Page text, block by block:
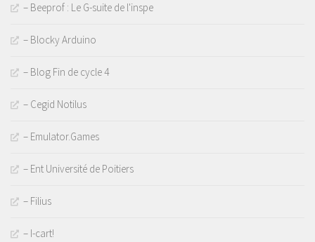
– Beeprof : Le G-suite de l'inspe
– Blocky Arduino
– Blog Fin de cycle 4
– Cegid Notilus
– Emulator.Games
– Ent Université de Poitiers
– Filius
– I-cart!